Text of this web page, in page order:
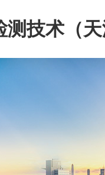
测技术（